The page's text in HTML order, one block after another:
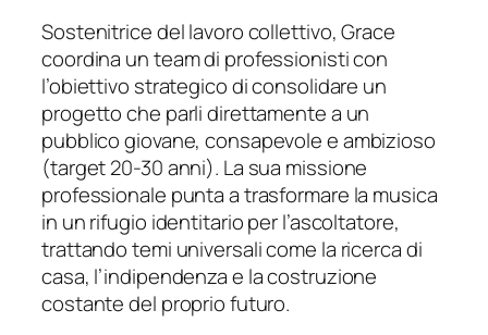
Sostenitrice del lavoro collettivo, Grace
coordina un team di professionisti con
l’obiettivo strategico di consolidare un
progetto che parli direttamente a un
pubblico giovane, consapevole e ambizioso
(target 20-30 anni). La sua missione
professionale punta a trasformare la musica
in un rifugio identitario per l’ascoltatore,
trattando temi universali come la ricerca di
casa, l’indipendenza e la costruzione
costante del proprio futuro.